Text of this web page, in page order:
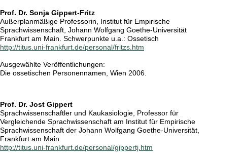
Prof. Dr. Sonja Gippert-Fritz
Außerplanmäßige Professorin, Institut für Empirische
Sprachwissenschaft, Johann Wolfgang Goethe-Universität
Frankfurt am Main. Schwerpunkte u.a.: Ossetisch
http://titus.uni-frankfurt.de/personal/fritzs.htm
Ausgewählte Veröffentlichungen:
Die ossetischen Personennamen, Wien 2006.
Prof. Dr. Jost Gippert
Sprachwissenschaftler und Kaukasiologie, Professor für
Vergleichende Sprachwissenschaft am Institut für Empirische
Sprachwissenschaft der Johann Wolfgang Goethe-Universität,
Frankfurt am Main
http://titus.uni-frankfurt.de/personal/gippertj.htm